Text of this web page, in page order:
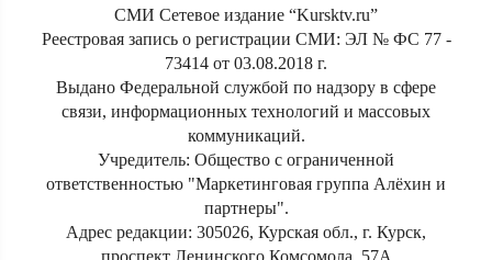
СМИ Сетевое издание “Kursktv.ru”
Реестровая запись о регистрации СМИ: ЭЛ № ФС 77 -
73414 от 03.08.2018 г.
Выдано Федеральной службой по надзору в сфере
связи, информационных технологий и массовых
коммуникаций.
Учредитель: Общество с ограниченной
ответственностью "Маркетинговая группа Алёхин и
партнеры".
Адрес редакции: 305026, Курская обл., г. Курск,